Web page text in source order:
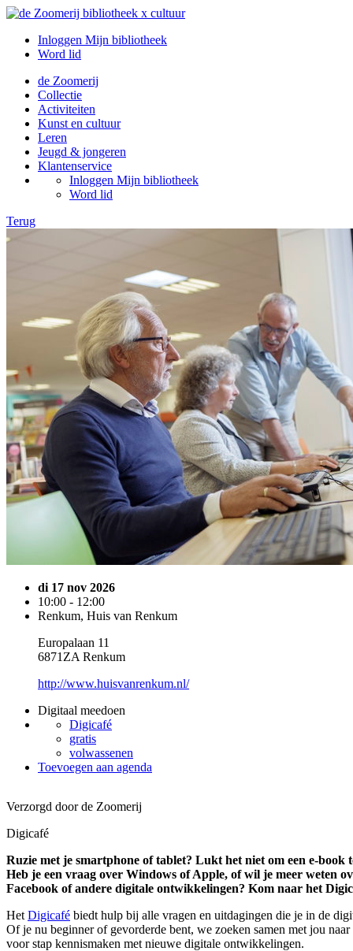
Inloggen Mijn bibliotheek
Word lid
de Zoomerij
Collectie
Activiteiten
Kunst en cultuur
Leren
Jeugd & jongeren
Klantenservice
Inloggen Mijn bibliotheek
Word lid
Terug
di 17 nov 2026
10:00 - 12:00
Renkum, Huis van Renkum
Europalaan 11
6871ZA Renkum
http://www.huisvanrenkum.nl/
Digitaal meedoen
Digicafé
gratis
volwassenen
Toevoegen aan agenda
Verzorgd door de Zoomerij
Digicafé
Ruzie met je smartphone of tablet? Lukt het niet om een e-book
Heb je een vraag over Windows of Apple, of wil je meer weten
Facebook of andere digitale ontwikkelingen? Kom naar het
Het Digicafé biedt hulp bij alle vragen en uitdagingen die je in de
Of je nu beginner of gevorderde bent, we zoeken samen met jou
voor stap kennismaken met nieuwe digitale ontwikkelingen.